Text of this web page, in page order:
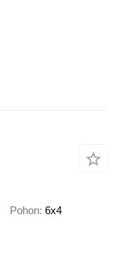
Pohon 6x4